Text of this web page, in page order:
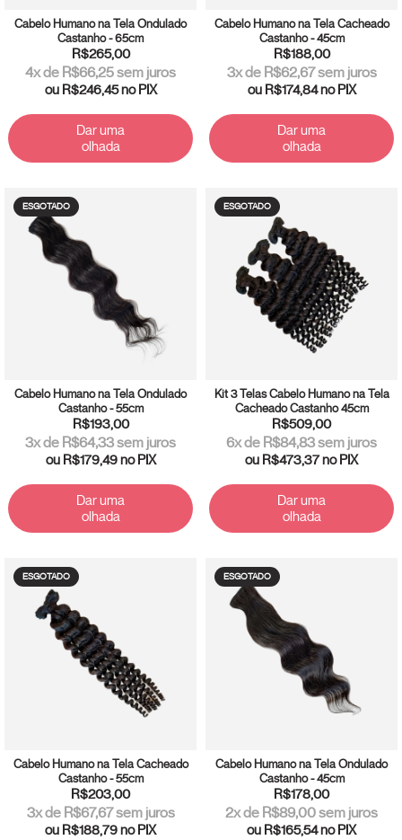
Cabelo Humano na Tela Ondulado
Castanho - 65cm
R$265,00
4x de R$66,25sem juros
ou R$246,45no PIX
Dar uma
olhada
Cabelo Humano na Tela Cacheado
Castanho - 45cm
R$188,00
3x de R$62,67sem juros
ou R$174,84no PIX
Dar uma
olhada
ESGOTADO
Cabelo Humano na Tela Ondulado
Castanho - 55cm
R$193,00
3x de R$64,33sem juros
ou R$179,49no PIX
Dar uma
olhada
ESGOTADO
Kit 3 Telas Cabelo Humano na Tela
Cacheado Castanho 45cm
R$509,00
6x de R$84,83sem juros
ou R$473,37no PIX
Dar uma
olhada
ESGOTADO
Cabelo Humano na Tela Cacheado
Castanho - 55cm
R$203,00
3x de R$67,67sem juros
ou R$188,79no PIX
ESGOTADO
Cabelo Humano na Tela Ondulado
Castanho - 45cm
R$178,00
2x de R$89,00sem juros
ou R$165,54no PIX